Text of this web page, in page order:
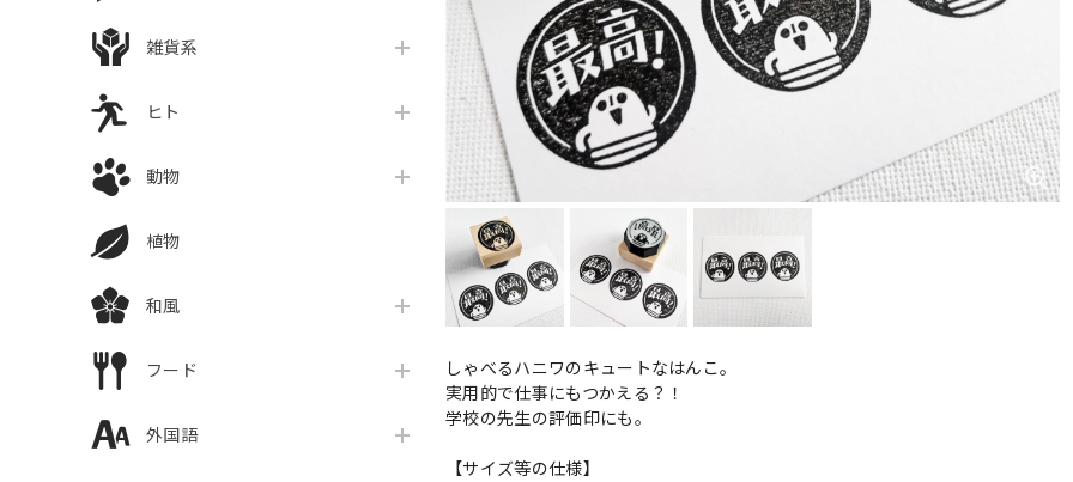
雑貨系
ヒト
動物
植物
和風
フード
外国語
しゃべるハニワのキュートなはんこ。
実用的で仕事にもつかえる？！
学校の先生の評価印にも。
【サイズ等の仕様】